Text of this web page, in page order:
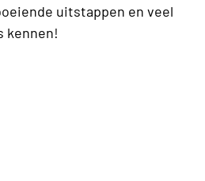
uitstappen en veel
kennen!